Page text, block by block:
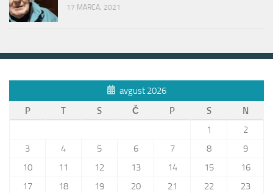
17 MARCA, 2021
avgust 2026
P
T S Č P S
N
1
2
3
4 5 6 7 8
9
10
11 12 13 14 15
16
17
18 19 20 21 22
23